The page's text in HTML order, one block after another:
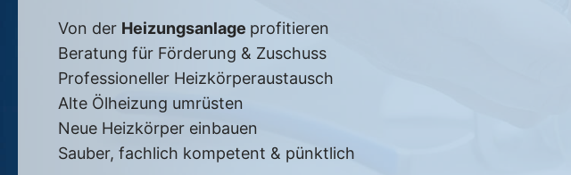
Von der Heizungsanlage profitieren
Beratung für Förderung & Zuschuss
Professioneller Heizkörperaustausch
Alte Ölheizung umrüsten
Neue Heizkörper einbauen
Sauber, fachlich kompetent & pünktlich